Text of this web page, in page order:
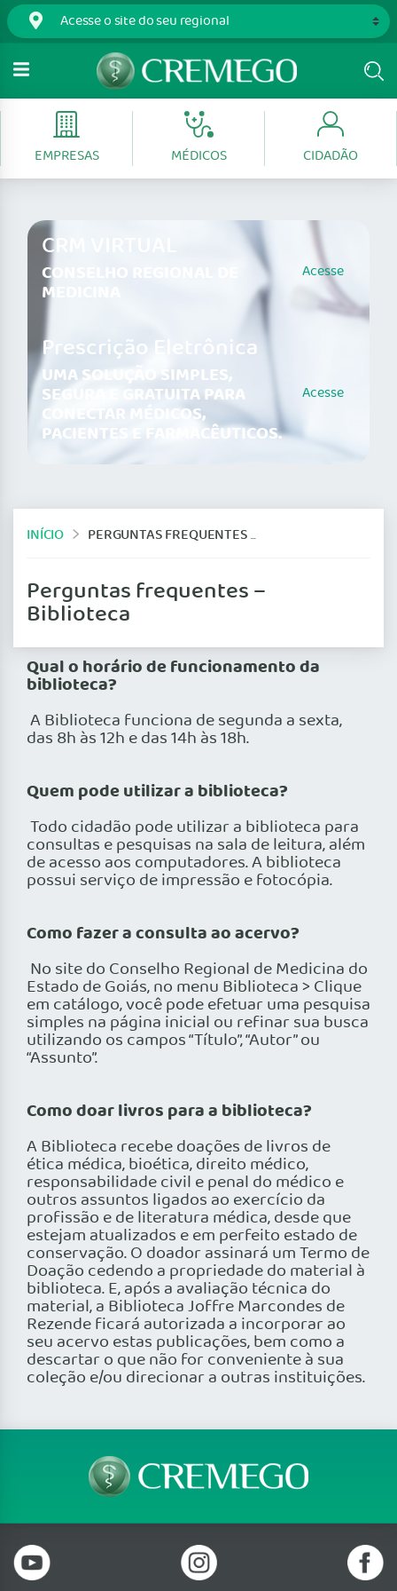
EMPRESAS MÉDICOS CIDADÃO
CRM VIRTUAL
CONSELHO REGIONAL DE
MEDICINA
Acesse
Prescrição Eletrônica
UMA SOLUÇÃO SIMPLES,
SEGURA E GRATUITA PARA
CONECTAR MÉDICOS,
PACIENTES E FARMACÊUTICOS.
Acesse
INÍCIO PERGUNTAS FREQUENTES – BIBLIOTECA
Perguntas frequentes –
Biblioteca
Qual o horário de funcionamento da
biblioteca?
A Biblioteca funciona de segunda a sexta,
das 8h às 12h e das 14h às 18h.
Quem pode utilizar a biblioteca?
Todo cidadão pode utilizar a biblioteca para
consultas e pesquisas na sala de leitura, além
de acesso aos computadores. A biblioteca
possui serviço de impressão e fotocópia.
Como fazer a consulta ao acervo?
No site do Conselho Regional de Medicina do
Estado de Goiás, no menu Biblioteca > Clique
em catálogo, você pode efetuar uma pesquisa
simples na página inicial ou refinar sua busca
utilizando os campos “Título”, “Autor” ou
“Assunto”.
Como doar livros para a biblioteca?
A Biblioteca recebe doações de livros de
ética médica, bioética, direito médico,
responsabilidade civil e penal do médico e
outros assuntos ligados ao exercício da
profissão e de literatura médica, desde que
estejam atualizados e em perfeito estado de
conservação. O doador assinará um Termo de
Doação cedendo a propriedade do material à
biblioteca. E, após a avaliação técnica do
material, a Biblioteca Joffre Marcondes de
Rezende ficará autorizada a incorporar ao
seu acervo estas publicações, bem como a
descartar o que não for conveniente à sua
coleção e/ou direcionar a outras instituições.